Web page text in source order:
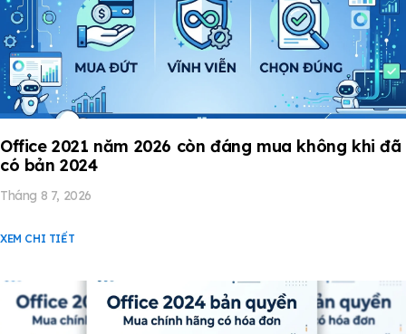
Office 2021 năm 2026 còn đáng mua không khi đã
có bản 2024
Tháng 8 7, 2026
XEM CHI TIẾT